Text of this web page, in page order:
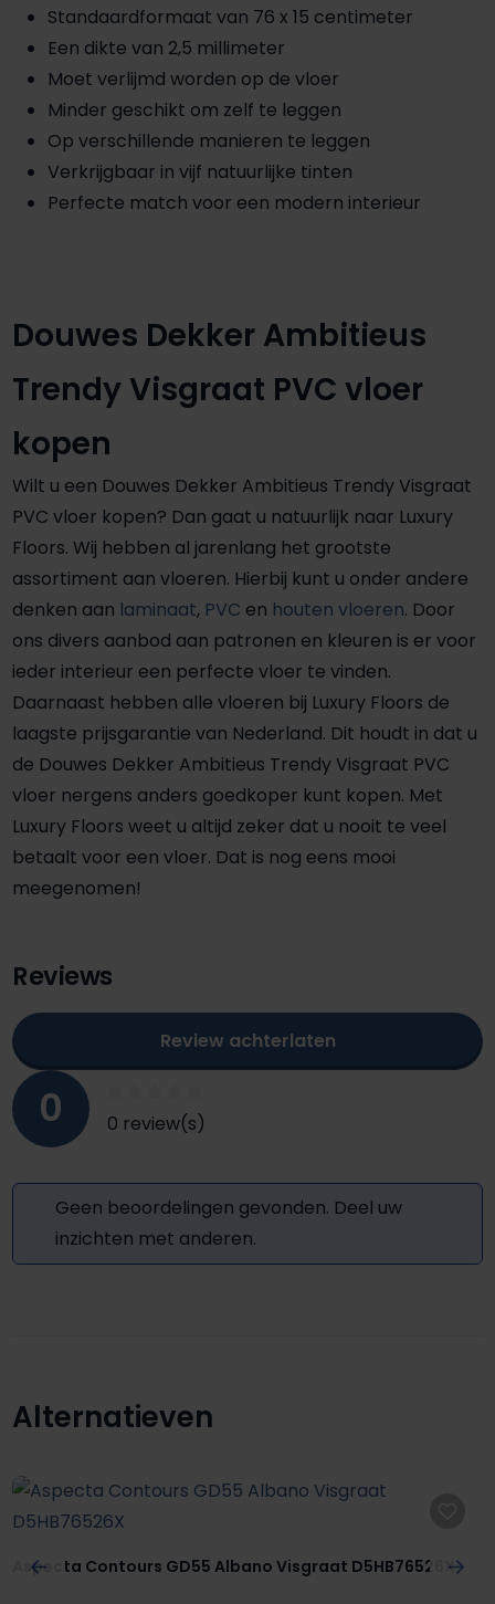
Standaardformaat van 76 x 15 centimeter
Een dikte van 2,5 millimeter
Moet verlijmd worden op de vloer
Minder geschikt om zelf te leggen
Op verschillende manieren te leggen
Verkrijgbaar in vijf natuurlijke tinten
Perfecte match voor een modern interieur
Douwes Dekker Ambitieus
Trendy Visgraat PVC vloer
kopen
Wilt u een Douwes Dekker Ambitieus Trendy Visgraat
PVC vloer kopen? Dan gaat u natuurlijk naar Luxury
Floors. Wij hebben al jarenlang het grootste
assortiment aan vloeren. Hierbij kunt u onder andere
denken aan laminaat, PVC en houten vloeren. Door
ons divers aanbod aan patronen en kleuren is er voor
ieder interieur een perfecte vloer te vinden.
Daarnaast hebben alle vloeren bij Luxury Floors de
laagste prijsgarantie van Nederland. Dit houdt in dat u
de Douwes Dekker Ambitieus Trendy Visgraat PVC
vloer nergens anders goedkoper kunt kopen. Met
Luxury Floors weet u altijd zeker dat u nooit te veel
betaalt voor een vloer. Dat is nog eens mooi
meegenomen!
Reviews
0 0 review(s)
Review achterlaten
Geen beoordelingen gevonden. Deel uw
inzichten met anderen.
Productgalerij overslaan
Alternatieven
Aspecta Contours GD55 Albano Visgraat D5HB76526X